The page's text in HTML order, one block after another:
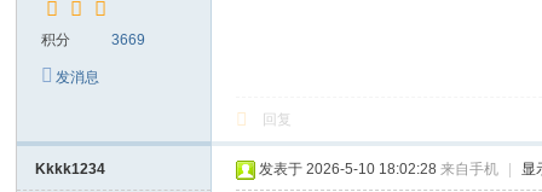
积分 3669
发消息
回复
Kkkk1234 发表于 2026-5-10 18:02:28 来自手机 显